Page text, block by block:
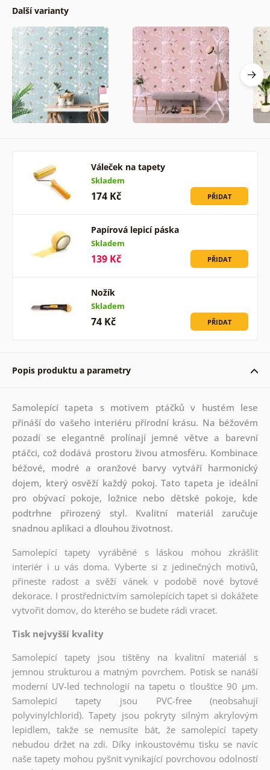
Další varianty
Váleček na tapety
Skladem
174 Kč PŘIDAT
Papírová lepicí páska
Skladem
139 Kč PŘIDAT
Nožík
Skladem
74 Kč PŘIDAT
Popis produktu a parametry
Samolepící tapeta s motivem ptáčků v hustém lese
přináší do vašeho interiéru přírodní krásu. Na béžovém
pozadí se elegantně prolínají jemné větve a barevní
ptáčci, což dodává prostoru živou atmosféru. Kombinace
béžové, modré a oranžové barvy vytváří harmonický
dojem, který osvěží každý pokoj. Tato tapeta je ideální
pro obývací pokoje, ložnice nebo dětské pokoje, kde
podtrhne přirozený styl. Kvalitní materiál zaručuje
snadnou aplikaci a dlouhou životnost.
Samolepící tapety vyráběné s láskou mohou zkrášlit
interiér i u vás doma. Vyberte si z jedinečných motivů,
přineste radost a svěží vánek v podobě nové bytové
dekorace. I prostřednictvím samolepících tapet si dokážete
vytvořit domov, do kterého se budete rádi vracet.
Tisk nejvyšší kvality
Samolepící tapety jsou tištěny na kvalitní materiál s
jemnou strukturou a matným povrchem. Potisk se nanáší
moderní UV-led technologií na tapetu o tloušťce 90 µm.
Samolepicí tapety jsou PVC-free (neobsahují
polyvinylchlorid). Tapety jsou pokryty silným akrylovým
lepidlem, takže se nemusíte bát, že samolepící tapety
nebudou držet na zdi. Díky inkoustovému tisku se navíc
naše tapety mohou pyšnit vynikající povrchovou odolností